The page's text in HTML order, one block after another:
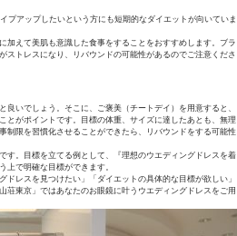
プアップしたいという方にも短期的なダイエットが向いていま
加えて美肌も意識した食事をすることをおすすめします。ブラ
トレスになり、リバウンドの可能性があるのでご注意くださ
いでしょう。そこに、ご褒美（チートデイ）を用意すると、
とがポイントです。目標の体重、サイズに達したあとも、無理
制限を習慣化させることができたら、リバウンドをする可能性
す。目標を立てる例として、『理想のウエディングドレスを着
上で明確な目標ができます。
レスを見つけたい」「ダイエットの具体的な目標が欲しい」
荘東京」ではあなたのお眼鏡に叶うウエディングドレスをご用